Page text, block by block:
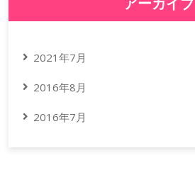
2021年7月
2016年8月
2016年7月